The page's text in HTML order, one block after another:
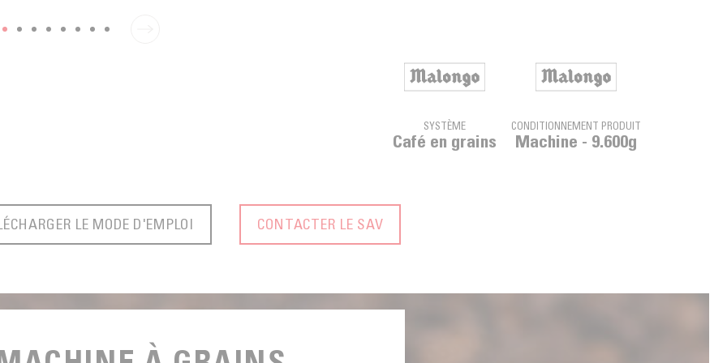
SYSTÈME
Café en grains
CONDITIONNEMENT PRODUIT
Machine - 9.600g
LE MODE D'EMPLOI CONTACTER LE SAV